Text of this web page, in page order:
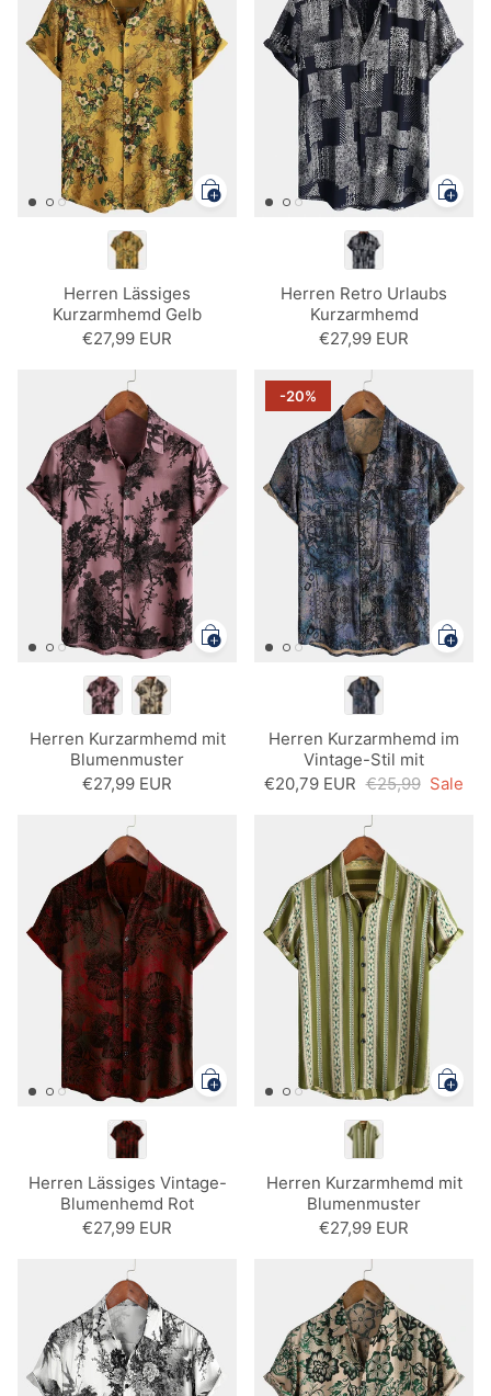
Herren Lässiges
Kurzarmhemd Gelb
€27,99 EUR
Herren Retro Urlaubs
Kurzarmhemd
€27,99 EUR
Herren Kurzarmhemd mit
Blumenmuster
€27,99 EUR
-20%
Herren Kurzarmhemd im
Vintage-Stil mit
Blumenmuster
€20,79 EUR €25,99 Sale
Herren Lässiges Vintage-
Blumenhemd Rot
€27,99 EUR
Herren Kurzarmhemd mit
Blumenmuster
€27,99 EUR